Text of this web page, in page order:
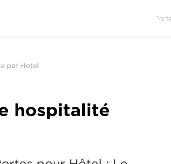
per Hotel
hospitalité